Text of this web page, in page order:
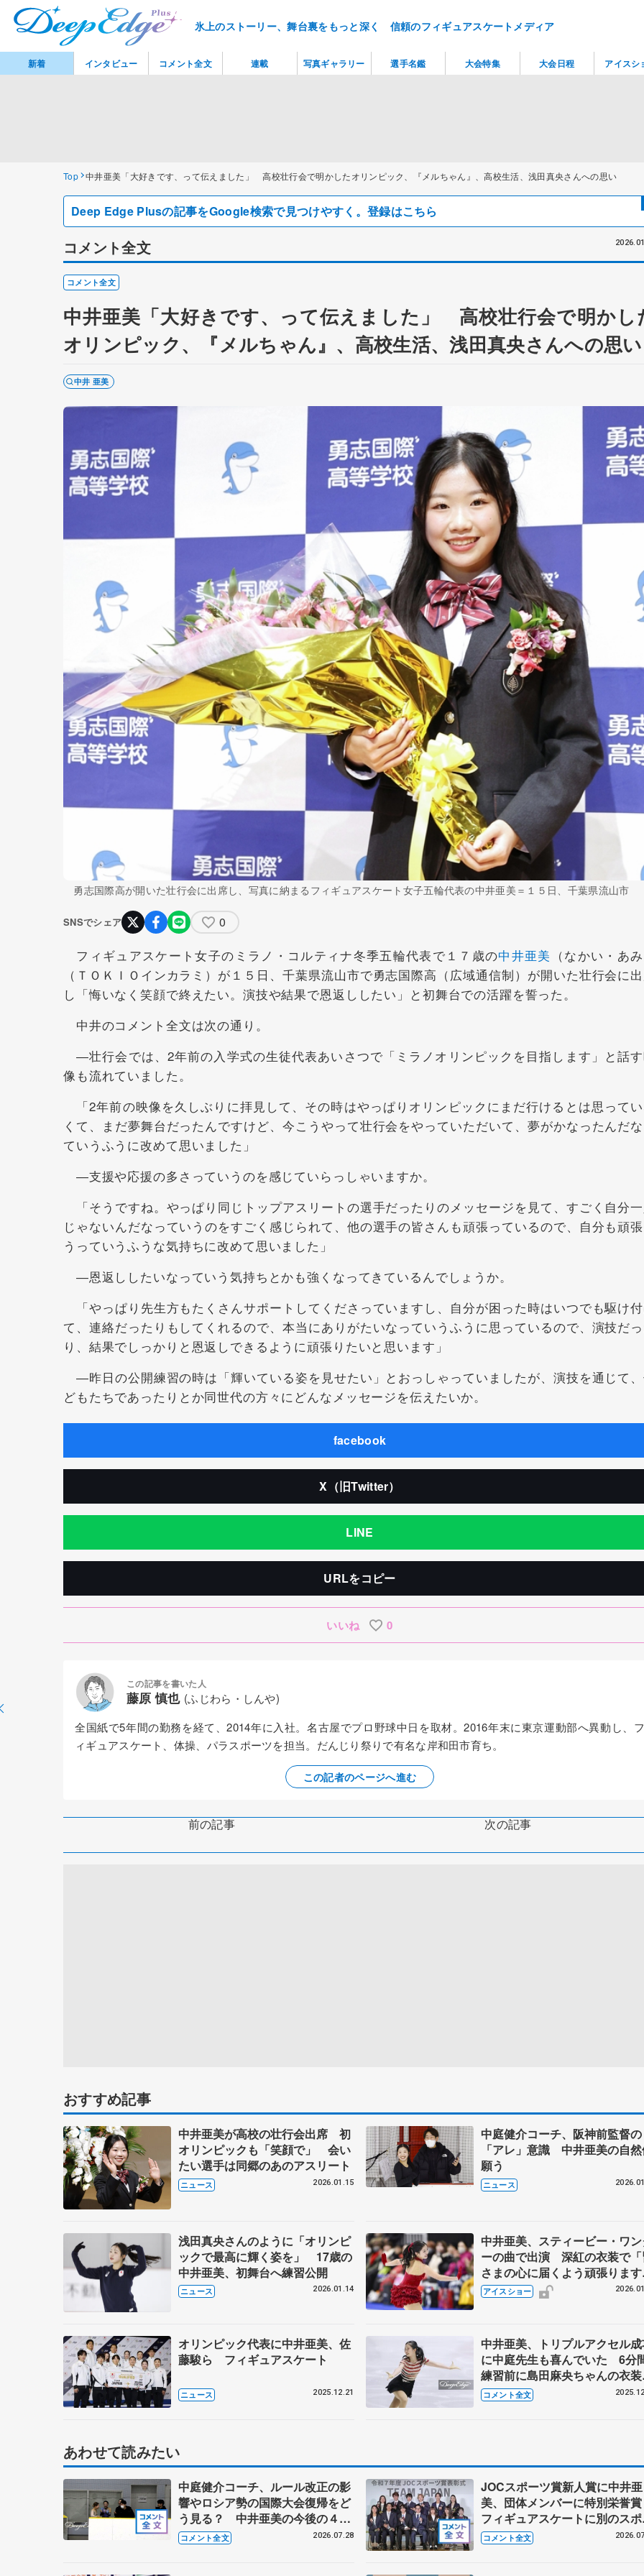
氷上のストーリー、舞台裏をもっと深く 信頼のフィギュアスケートメディア
Top 中井亜美「大好きです、って伝えました」 高校壮行会で明かしたオリンピック、『メルちゃん』、高校生活、浅田真央さんへの思い
Deep Edge Plusの記事をGoogle検索で見つけやすく。登録はこちら
コメント全文
コメント全文
中井亜美「大好きです、って伝えました」 高校壮行会で明かし
オリンピック、『メルちゃん』、高校生活、浅田真央さんへの思い
中井 亜美
勇志国際高が開いた壮行会に出席し、写真に納まるフィギュアスケート女子五輪代表の中井亜美＝１５日、千葉県流山市
SNSでシェア 0
フィギュアスケート女子のミラノ・コルティナ冬季五輪代表で１７歳の中井亜美 （なかい・あみ
（ＴＯＫＩＯインカラミ）が１５日、千葉県流山市で勇志国際高（広域通信制）が開いた壮行会に
し「悔いなく笑顔で終えたい。演技や結果で恩返ししたい」と初舞台での活躍を誓った。
中井のコメント全文は次の通り。
―壮行会では、2年前の入学式の生徒代表あいさつで「ミラノオリンピックを目指します」と話
像も流れていました。
「2年前の映像を久しぶりに拝見して、その時はやっぱりオリンピックにまだ行けるとは思って
くて、まだ夢舞台だったんですけど、今こうやって壮行会をやっていただいて、夢がかなったんだ
ていうふうに改めて思いました」
―支援や応援の多さっていうのを感じていらっしゃいますか。
「そうですね。やっぱり同じトップアスリートの選手だったりのメッセージを見て、すごく自分一
じゃないんだなっていうのをすごく感じられて、他の選手の皆さんも頑張っているので、自分も頑
うっていうふうな気持ちに改めて思いました」
―恩返ししたいなっていう気持ちとかも強くなってきているんでしょうか。
「やっぱり先生方もたくさんサポートしてくださっていますし、自分が困った時はいつでも駆け
て、連絡だったりもしてくれるので、本当にありがたいなっていうふうに思っているので、演技だ
り、結果でしっかりと恩返しできるように頑張りたいと思います」
―昨日の公開練習の時は「輝いている姿を見せたい」とおっしゃっていましたが、演技を通じて
どもたちであったりとか同世代の方々にどんなメッセージを伝えたいか。
facebook
X（旧Twitter）
LINE
URLをコピー
いいね 0
この記事を書いた人
藤原 慎也 (ふじわら・しんや)
全国紙で5年間の勤務を経て、2014年に入社。名古屋でプロ野球中日を取材。2016年末に東京運動部へ異動し、フ
ィギュアスケート、体操、パラスポーツを担当。だんじり祭りで有名な岸和田市育ち。
この記者のページへ進む
前の記事 次の記事
おすすめ記事
中井亜美が高校の壮行会出席 初
オリンピックも「笑顔で」 会い
たい選手は同郷のあのアスリート
ニュース 2026.01.15
中庭健介コーチ、阪神前監督の
「アレ」意識 中井亜美の自
願う
ニュース
浅田真央さんのように「オリンピ
ックで最高に輝く姿を」 17歳の
中井亜美、初舞台へ練習公開
ニュース 2026.01.14
中井亜美、スティービー・ワ
ーの曲で出演 深紅の衣装で「
さまの心に届くよう頑張りま
【名古屋フィギュアスケート
スティバル】
アイスショー
オリンピック代表に中井亜美、佐
藤駿ら フィギュアスケート
ニュース 2025.12.21
中井亜美、トリプルアクセル
に中庭先生も喜んでいた 6分
練習前に島田麻央ちゃんの衣
締めてあげました【全日本フ
ュア女子SP】
コメント全文
あわせて読みたい
中庭健介コーチ、ルール改正の影
響やロシア勢の国際大会復帰をど
う見る？ 中井亜美の今後の４年
間に向けた心構え
コメント全文 2026.07.28
JOCスポーツ賞新人賞に中井亜
美、団体メンバーに特別栄誉
フィギュアスケートに別のス
ツを組み合わせるなら？ 【
スポーツ賞表彰式】
コメント全文
新着 インタビュー コメント全文 連載 写真ギャラリー 選手名鑑 大会特集 大会日程 アイスシ